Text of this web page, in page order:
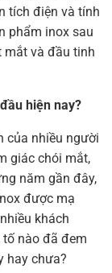
tích điện và tính
phẩm inox sau
mắt và đầu tinh
hiện nay?
của nhiều người
giác chói mắt,
năm gần đây,
được mạ
khách
nào đã đem
hay chưa?